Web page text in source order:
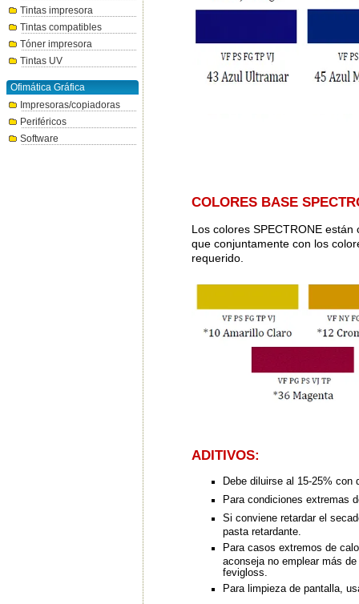
Tintas impresora
Tintas compatibles
Tóner impresora
Tintas UV
Ofimática Gráfica
Impresoras/copiadoras
Periféricos
Software
COLORES BASE
Los colores SPECTRONE
que conjuntamente con los
requerido.
ADITIVOS:
Debe diluirse al 15-25% con
Para condiciones extremas
Si conviene retardar el
pasta retardante.
Para casos extremos de
aconseja no emplear más
fevigloss.
Para limpieza de pantalla,